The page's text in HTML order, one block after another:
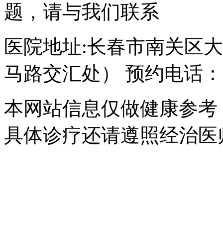
题，请与我们联系
医院地址:长春市南关区
马路交汇处） 预约电话
本网站信息仅做健康参
具体诊疗还请遵照经治医